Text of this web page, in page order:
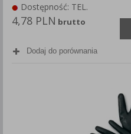
Dostępność: TEL.
4,78 PLN brutto
Dodaj do porównania